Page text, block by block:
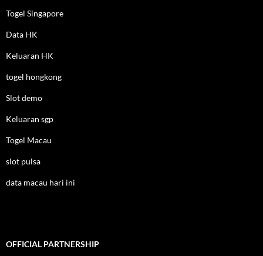
Togel Singapore
Data HK
Keluaran HK
togel hongkong
Slot demo
Keluaran sgp
Togel Macau
slot pulsa
data macau hari ini
OFFICIAL PARTNERSHIP